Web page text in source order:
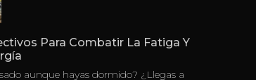
Para Combatir La Fatiga Y
aunque hayas dormido? ¿Llegas a